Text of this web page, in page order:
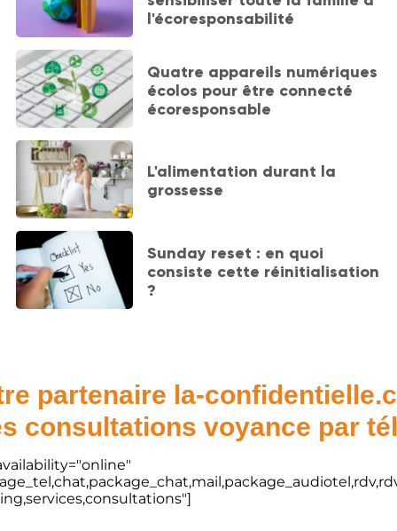
l'écoresponsabilité
Quatre appareils numériques
écolos pour être connecté
écoresponsable
L'alimentation durant la
grossesse
Sunday reset : en quoi
consiste cette réinitialisation
?
partenaire la-
consultations voyance par